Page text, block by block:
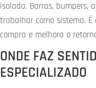
isolada. Barras, bumpers,
trabalhar como sistema.
compra e melhora o
ONDE FAZ
ESPECIALIZADO